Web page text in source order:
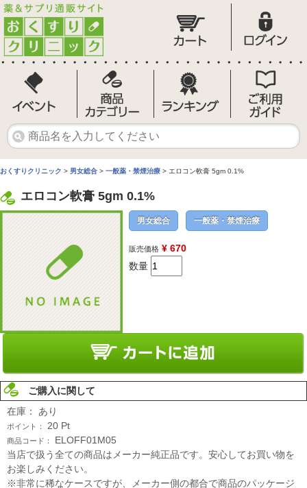
おくすりクリニック > 男女総合 > 一般薬・禁煙治療 > エロコン軟膏 5gm 0.1%
エロコン軟膏 5gm 0.1%
男女総合 一般薬・禁煙治療
販売価格 ¥ 670
数量
ご購入に関して
在庫： あり
ポイント： 20 Pt
商品コード：
ELOFF01M05
当店で扱う全ての商品はメーカー純正品です。安心してお買い物を
お楽しみください。
※非常に稀なケースですが、メーカー側の都合で商品のパッケージ